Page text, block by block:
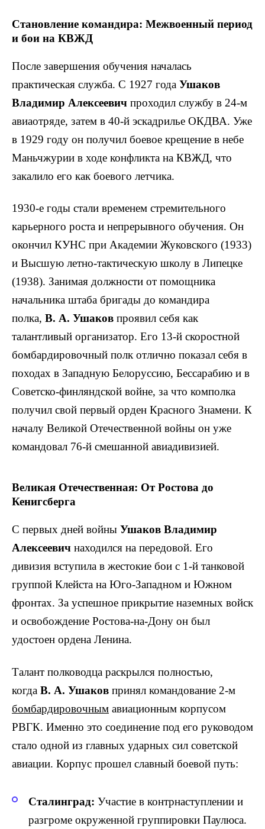
Становление командира: Межвоенный период
и бои на КВЖД
После завершения обучения началась
практическая служба. С 1927 года Ушаков
Владимир Алексеевич проходил службу в 24-м
авиаотряде, затем в 40-й эскадрилье ОКДВА. Уже
в 1929 году он получил боевое крещение в небе
Маньчжурии в ходе конфликта на КВЖД, что
закалило его как боевого летчика.
1930-е годы стали временем стремительного
карьерного роста и непрерывного обучения. Он
окончил КУНС при Академии Жуковского (1933)
и Высшую летно-тактическую школу в Липецке
(1938). Занимая должности от помощника
начальника штаба бригады до командира
полка, В. А. Ушаков проявил себя как
талантливый организатор. Его 13-й скоростной
бомбардировочный полк отлично показал себя в
походах в Западную Белоруссию, Бессарабию и в
Советско-финляндской войне, за что комполка
получил свой первый орден Красного Знамени. К
началу Великой Отечественной войны он уже
командовал 76-й смешанной авиадивизией.
Великая Отечественная: От Ростова до
Кенигсберга
С первых дней войны Ушаков Владимир
Алексеевич находился на передовой. Его
дивизия вступила в жестокие бои с 1-й танковой
группой Клейста на Юго-Западном и Южном
фронтах. За успешное прикрытие наземных войск
и освобождение Ростова-на-Дону он был
удостоен ордена Ленина.
Талант полководца раскрылся полностью,
когда В. А. Ушаков принял командование 2-м
бомбардировочным авиационным корпусом
РВГК. Именно это соединение под его руководом
стало одной из главных ударных сил советской
авиации. Корпус прошел славный боевой путь:
Сталинград: Участие в контрнаступлении и
разгроме окруженной группировки Паулюса.